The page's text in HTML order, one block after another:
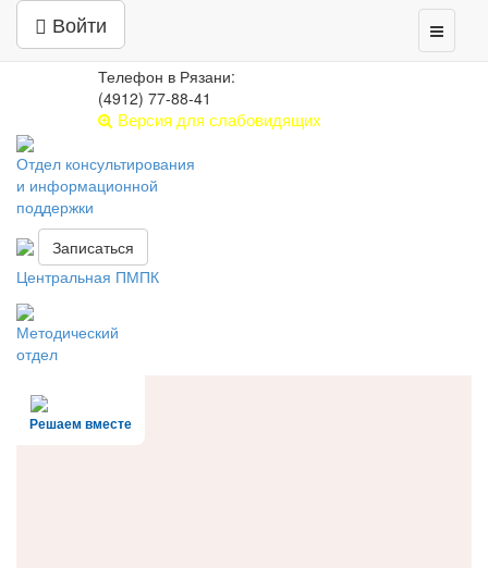
Войти
Toggle
Центр психолого-педагогической,
медицинской и социальной помощи
РЯЗАНСКАЯ ОБЛАСТЬ
Телефон в Рязани:
(4912) 77-88-41
Версия для слабовидящих
Отдел консультирования
и информационной
поддержки
Записаться
Центральная ПМПК
Методический
отдел
Решаем вместе